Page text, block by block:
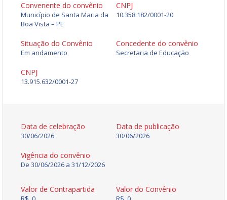
Convenente do convênio
Município de Santa Maria da
Boa Vista – PE
CNPJ
10.358.182/0001-20
Situação do Convênio
Em andamento
Concedente do convênio
Secretaria de Educação
CNPJ
13.915.632/0001-27
Data de celebração
30/06/2026
Data de publicação
30/06/2026
Vigência do convênio
De 30/06/2026 a 31/12/2026
Valor de Contrapartida Valor do Convênio